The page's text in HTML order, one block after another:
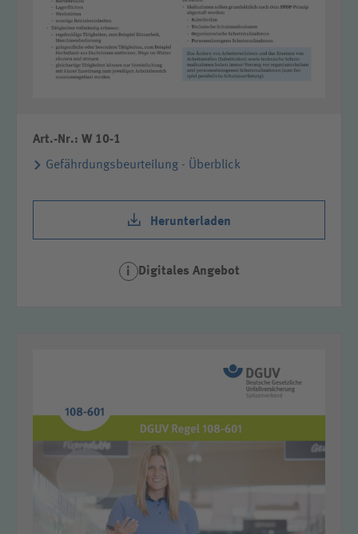
Art.-Nr.: W 10-1
Gefährdungsbeurteilung - Überblick
Herunterladen
i Digitales Angebot